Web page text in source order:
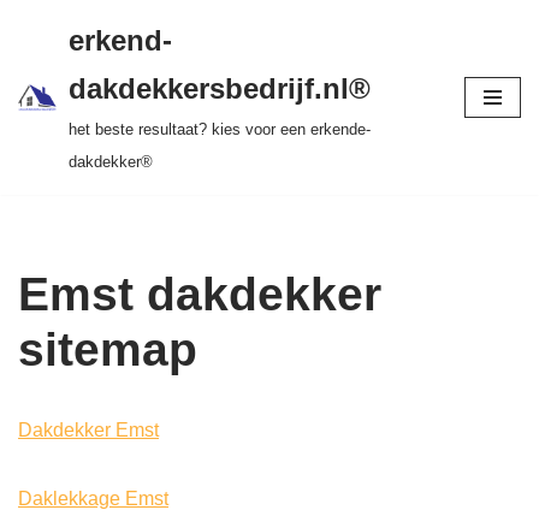
naar
inhoud
tot 20 jr garantie > SKEV erkend
erkend-
dakdekkersbedrijf.nl®
het beste resultaat? kies voor een erkende-
dakdekker®
Emst dakdekker
sitemap
Dakdekker Emst
Daklekkage Emst